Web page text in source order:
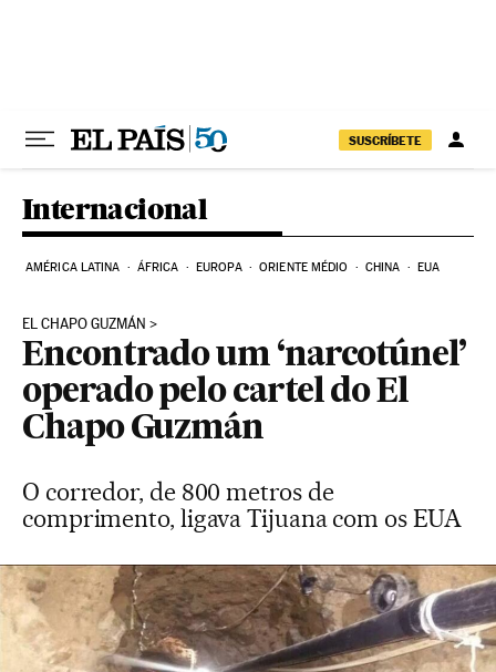
SUSCRÍBETE
Internacional
AMÉRICA LATINA ÁFRICA EUROPA ORIENTE MÉDIO CHINA EUA
EL CHAPO GUZMÁN
Encontrado um ‘narcotúnel’
operado pelo cartel do El
Chapo Guzmán
O corredor, de 800 metros de
comprimento, ligava Tijuana com os EUA